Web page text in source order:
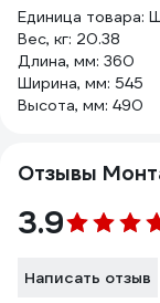
Единица товара:
Вес, кг: 20.38
Длина, мм: 360
Ширина, мм: 545
Высота, мм: 490
Отзывы
3.9
Написать отзыв